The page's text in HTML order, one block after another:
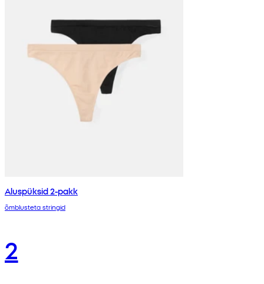
Aluspüksid 2-pakk
õmblusteta stringid
2